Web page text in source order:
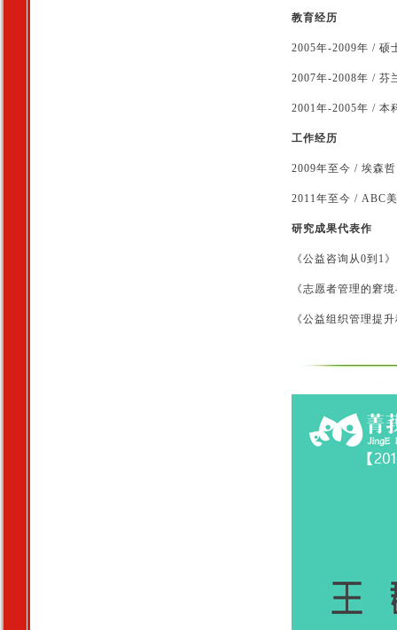
教育经历
2005年-2009年 /
2007年-2008年 /
2001年-2005年 /
工作经历
2009年至今 / 埃森
2011年至今 / ABC
研究成果代表作
《公益咨询从0到1》
《志愿者管理的窘
《公益组织管理提